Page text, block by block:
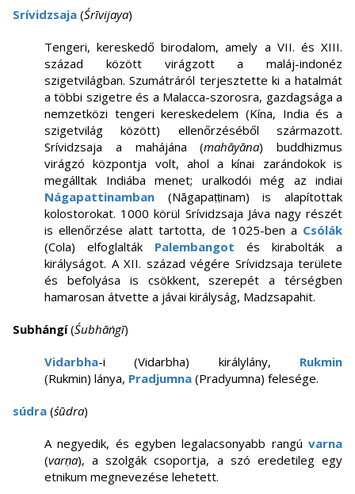
Srívidzsaja (Śrīvijaya)
Tengeri, kereskedő birodalom, amely a VII. és XIII.
század között virágzott a maláj-indonéz
szigetvilágban. Szumátráról terjesztette ki a hatalmát
a többi szigetre és a Malacca-szorosra, gazdagsága a
nemzetközi tengeri kereskedelem (Kína, India és a
szigetvilág között) ellenőrzéséből származott.
Srívidzsaja a mahájána (mahāyāna) buddhizmus
virágzó központja volt, ahol a kínai zarándokok is
megálltak Indiába menet; uralkodói még az indiai
Nágapattinamban (Nāgapaṭṭinam) is alapítottak
kolostorokat. 1000 körül Srívidzsaja Jáva nagy részét
is ellenőrzése alatt tartotta, de 1025-ben a Csólák
(Cola) elfoglalták Palembangot és kirabolták a
királyságot. A XII. század végére Srívidzsaja területe
és befolyása is csökkent, szerepét a térségben
hamarosan átvette a jávai királyság, Madzsapahit.
Subhángí(Śubhāṅgī)
Vidarbha-i (Vidarbha) királylány, Rukmin
(Rukmin) lánya, Pradjumna (Pradyumna) felesége.
súdra (śūdra)
A negyedik, és egyben legalacsonyabb rangú varna
(varṇa), a szolgák csoportja, a szó eredetileg egy
etnikum megnevezése lehetett.